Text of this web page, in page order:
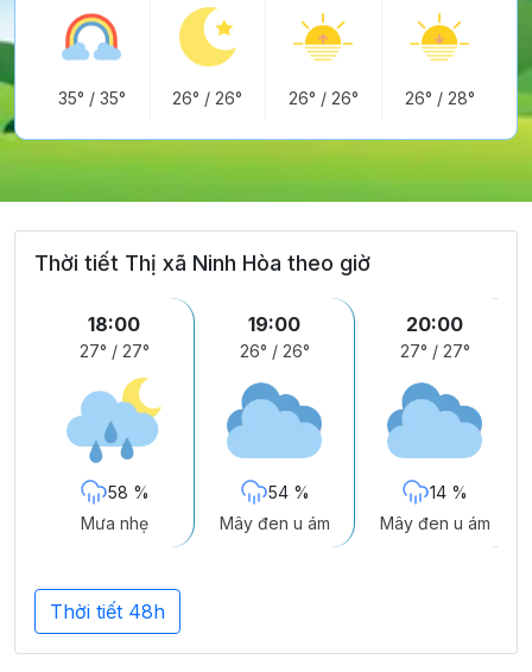
35° / 35° 26° /26° 26° / 26° 26° / 28°
Thời tiết Thị xã Ninh Hòa theo giờ
18:00
27° / 27°
58 %
Mưa nhẹ
19:00
26° / 26°
54 %
Mây đen u ám
20:00
27° / 27°
14 %
Mây đen u ám
Thời tiết 48h